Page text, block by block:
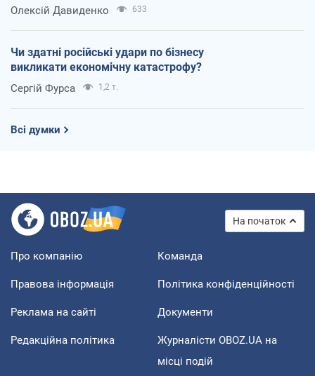
Олексій Давиденко 633
Чи здатні російські удари по бізнесу
викликати економічну катастрофу?
Сергій Фурса 1,2 т.
Всі думки
На початок
Про компанію Команда
Правова інформація Політика конфіденційності
Реклама на сайті Документи
Редакційна політика
Журналісти OBOZ.UA на
місці подій